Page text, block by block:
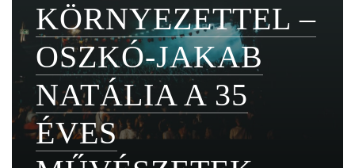
KÖRNYEZETTEL –
OSZKÓ-JAKAB
NATÁLIA A 35
ÉVES